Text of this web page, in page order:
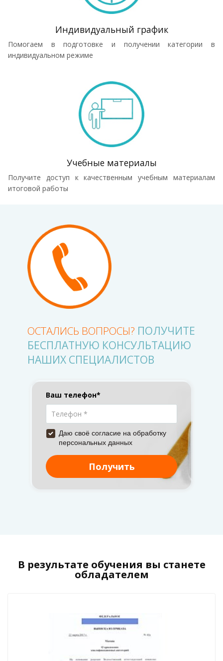
Индивидуальный график
Помогаем в подготовке и получении категории в
индивидуальном режиме
Учебные материалы
Получите доступ к качественным учебным материалам
итоговой работы
ОСТАЛИСЬ ВОПРОСЫ? ПОЛУЧИТЕ
БЕСПЛАТНУЮ КОНСУЛЬТАЦИЮ
НАШИХ СПЕЦИАЛИСТОВ
В результате обучения вы станете
обладателем